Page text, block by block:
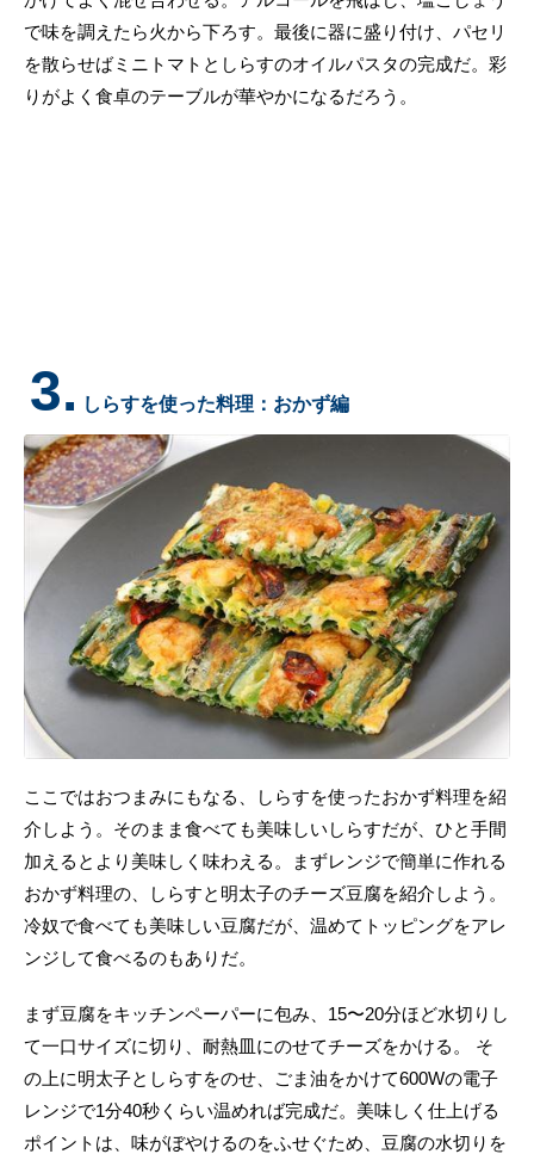
で味を調えたら火から下ろす。最後に器に盛り付け、パセリ
を散らせばミニトマトとしらすのオイルパスタの完成だ。彩
りがよく食卓のテーブルが華やかになるだろう。
3. しらすを使った料理：おかず編
ここではおつまみにもなる、しらすを使ったおかず料理を紹
介しよう。そのまま食べても美味しいしらすだが、ひと手間
加えるとより美味しく味わえる。まずレンジで簡単に作れる
おかず料理の、しらすと明太子のチーズ豆腐を紹介しよう。
冷奴で食べても美味しい豆腐だが、温めてトッピングをアレ
ンジして食べるのもありだ。
まず豆腐をキッチンペーパーに包み、15〜20分ほど水切りし
て一口サイズに切り、耐熱皿にのせてチーズをかける。 そ
の上に明太子としらすをのせ、ごま油をかけて600Wの電子
レンジで1分40秒くらい温めれば完成だ。美味しく仕上げる
ポイントは、味がぼやけるのをふせぐため、豆腐の水切りを